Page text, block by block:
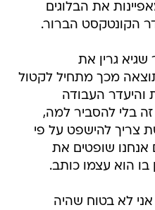
את הבלוגים
הקונטקסט הברור.
גרין את
מכך מתחיל לקטול
העבודה
זה בלי להסביר למה,
צריך להישפט על פי
שופטים את
בו הוא עצמו כותב.
לא בטוח שהיה